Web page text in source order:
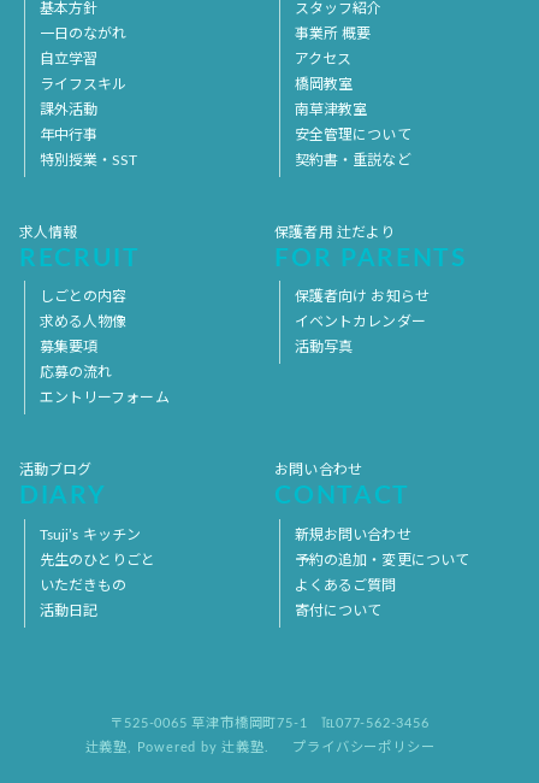
基本方針
一日のながれ
自立学習
ライフスキル
課外活動
年中行事
特別授業・SST
スタッフ紹介
事業所 概要
アクセス
橋岡教室
南草津教室
安全管理について
契約書・重説など
求人情報
RECRUIT
しごとの内容
求める人物像
募集要項
応募の流れ
エントリーフォーム
保護者用 辻だより
FOR PARENTS
保護者向け お知らせ
イベントカレンダー
活動写真
活動ブログ
DIARY
Tsuji’s キッチン
先生のひとりごと
いただきもの
活動日記
お問い合わせ
CONTACT
新規お問い合わせ
予約の追加・変更について
よくあるご質問
寄付について
〒525-0065 草津市橋岡町75-1
℡077-562-3456
辻義塾
Powered by 辻義塾. プライバシーポリシー